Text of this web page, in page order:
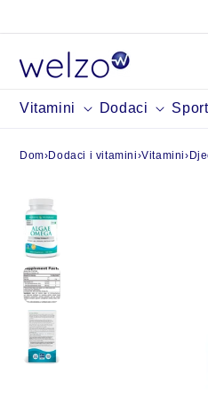
Vitamini Dodaci
Dom›Dodaci i vitamini›Vitamini›